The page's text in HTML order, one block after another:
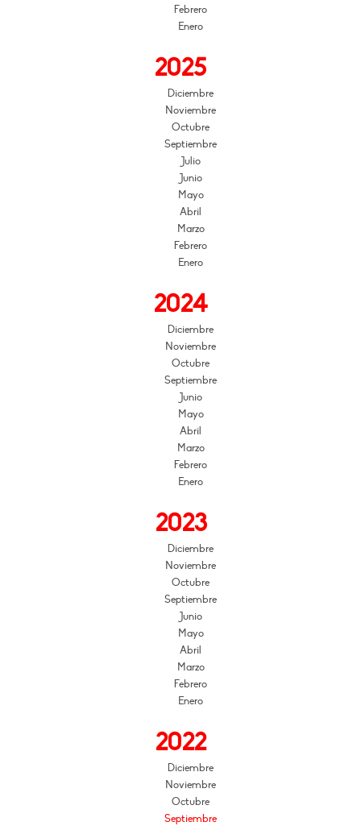
Febrero
Enero
2025
Diciembre
Noviembre
Octubre
Septiembre
Julio
Junio
Mayo
Abril
Marzo
Febrero
Enero
2024
Diciembre
Noviembre
Octubre
Septiembre
Junio
Mayo
Abril
Marzo
Febrero
Enero
2023
Diciembre
Noviembre
Octubre
Septiembre
Junio
Mayo
Abril
Marzo
Febrero
Enero
2022
Diciembre
Noviembre
Octubre
Septiembre